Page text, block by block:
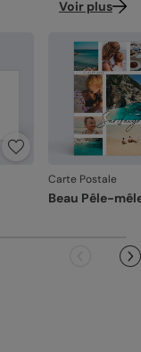
Voir plus
Carte Postale
Beau Pêle-